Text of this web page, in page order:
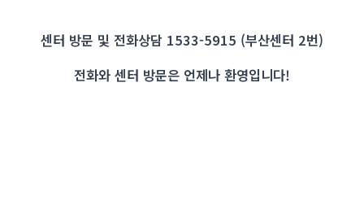
센터 방문 및 전화상담 1533-5915 (부산센터 2번)
전화와 센터 방문은 언제나 환영입니다!